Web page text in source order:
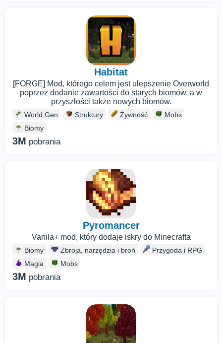
Habitat
[FORGE] Mod, którego celem jest ulepszenie Overworld
poprzez dodanie zawartości do starych biomów, a w
przyszłości także nowych biomów.
World Gen Struktury Żywność
Mobs
Biomy
3M pobrania
Pyromancer
Vanila+ mod, który dodaje iskry do Minecrafta
Biomy Zbroja, narzędzia i broń
Przygoda i RPG
Magia
Mobs
3M pobrania